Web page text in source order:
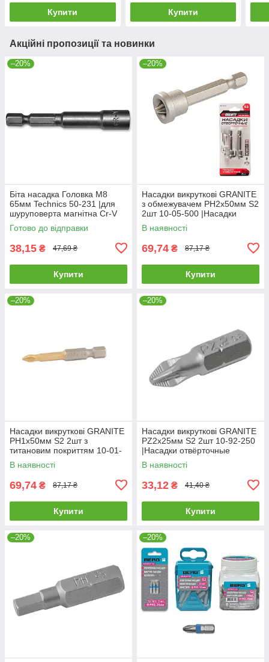
Купити Купити
Акційні пропозиції та новинки
–20%
Біта насадка Головка М8
65мм Technics 50-231 |для
шуруповерта магнітна Cr-V
Готово до відправки
38,15 ₴ 47,69 ₴
Купити
–20%
Насадки викруткові GRANITE
з обмежувачем РН2х50мм S2
2шт 10-05-500 |Насадки
отвёрточные GRANITE с
ограничителем РН2х50мм S2
В наявності
69,74 ₴ 87,17 ₴
Купити
–20%
Насадки викруткові GRANITE
РН1х50мм S2 2шт з
титановим покриттям 10-01-
510 |Насадки отвёрточные
GRANITE РН1х50мм S2 2шт
В наявності
69,74 ₴ 87,17 ₴
Купити
–20%
Насадки викруткові GRANITE
РZ2х25мм S2 2шт 10-92-250
|Насадки отвёрточные
GRANITE РZ2х25мм S2 2шт
10-92-250
В наявності
33,12 ₴ 41,40 ₴
Купити
–20% –20%